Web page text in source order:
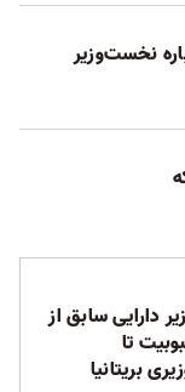
نخست‌وزیر
دارایی سابق از
تا
بریتانیا